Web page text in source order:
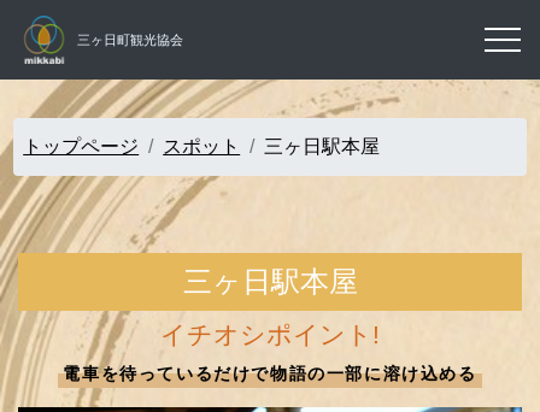
三ヶ日町観光協会
トップページ スポット 三ヶ日駅本屋
三ヶ日駅本屋
イチオシポイント!
電車を待っているだけで物語の一部に溶け込める